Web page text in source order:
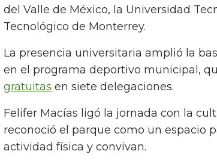
del Valle de México, la Universidad
Tecnológico de Monterrey.
La presencia universitaria amplió la
en el programa deportivo municipal,
gratuitas en siete delegaciones.
Felifer Macías ligó la jornada con la
reconoció el parque como un espacio
actividad física y convivan.